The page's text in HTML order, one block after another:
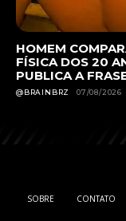
HOMEM
FÍSICA DOS 20
PUBLICA A
@BRAINBRZ 07/08/2026
SOBRE CONTATO